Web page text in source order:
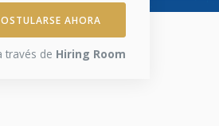
AHORA
través de Hiring Room